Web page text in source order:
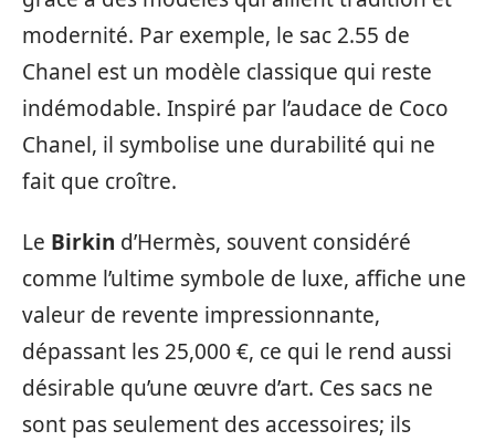
modernité. Par exemple, le sac 2.55 de
Chanel est un modèle classique qui reste
indémodable. Inspiré par l’audace de Coco
Chanel, il symbolise une durabilité qui ne
fait que croître.
Le Birkin d’Hermès, souvent considéré
comme l’ultime symbole de luxe, affiche une
valeur de revente impressionnante,
dépassant les 25,000 €, ce qui le rend aussi
désirable qu’une œuvre d’art. Ces sacs ne
sont pas seulement des accessoires; ils